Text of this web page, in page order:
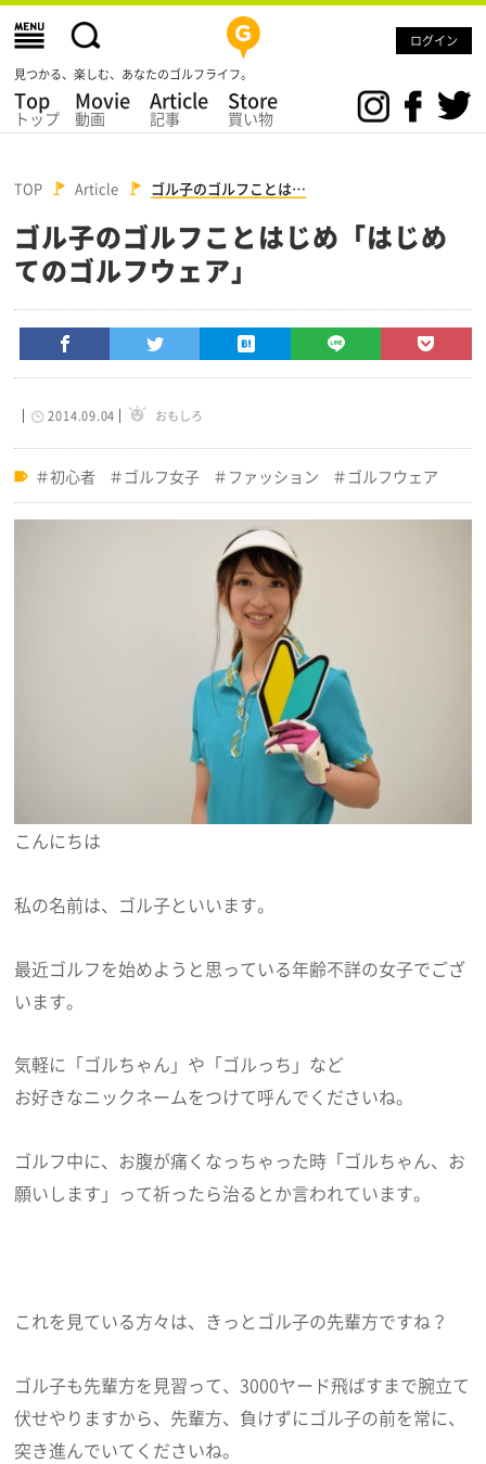
ログイン
見つかる、楽しむ、あなたのゴルフライフ。
Top
トップ
Movie
動画
Article
記事
Store
買い物
TOP Article ゴル子のゴルフことは…
ゴル子のゴルフことはじめ「はじめ
てのゴルフウェア」
2014.09.04 おもしろ
初心者 ゴルフ女子 ファッション ゴルフウェア
こんにちは
私の名前は、ゴル子といいます。
最近ゴルフを始めようと思っている年齢不詳の女子でござ
います。
気軽に「ゴルちゃん」や「ゴルっち」など
お好きなニックネームをつけて呼んでくださいね。
ゴルフ中に、お腹が痛くなっちゃった時「ゴルちゃん、お
願いします」って祈ったら治るとか言われています。
これを見ている方々は、きっとゴル子の先輩方ですね？
ゴル子も先輩方を見習って、3000ヤード飛ばすまで腕立て
伏せやりますから、先輩方、負けずにゴル子の前を常に、
突き進んでいてくださいね。